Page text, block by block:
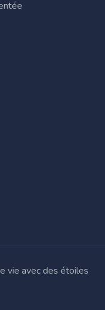
vie avec des étoiles